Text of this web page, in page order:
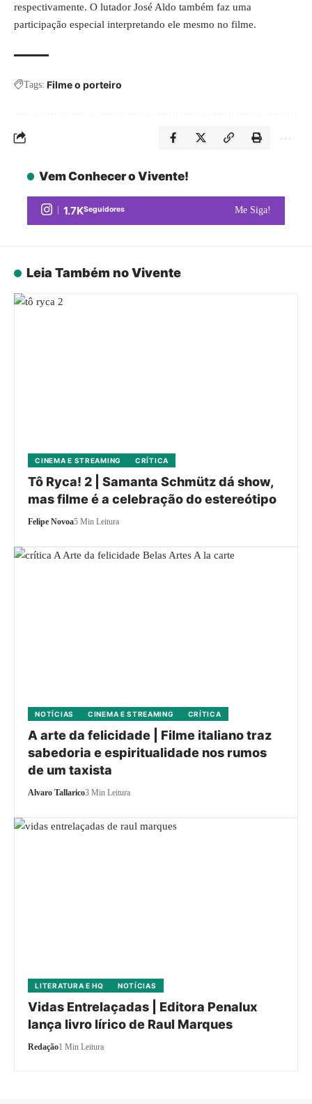
respectivamente. O lutador José Aldo também faz uma
participação especial interpretando ele mesmo no filme.
Tags: Filme o porteiro
Vem Conhecer o Vivente!
1.7KSeguidores Me Siga!
Leia Também no Vivente
CINEMA E STREAMING CRÍTICA
Tô Ryca! 2 | Samanta Schmütz dá show,
mas filme é a celebração do estereótipo
Felipe Novoa5 Min Leitura
NOTÍCIAS CINEMA E STREAMING CRÍTICA
A arte da felicidade | Filme italiano traz
sabedoria e espiritualidade nos rumos
de um taxista
Alvaro Tallarico3 Min Leitura
LITERATURA E HQ NOTÍCIAS
Vidas Entrelaçadas | Editora Penalux
lança livro lírico de Raul Marques
Redação1 Min Leitura